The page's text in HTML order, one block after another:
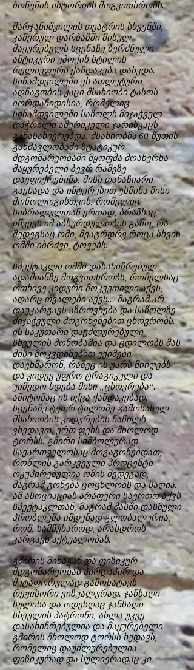
ბონემის ისტორიას მოგვითხრობს.
მარჯანიშვილის თეატრის სხვენში,
კამერულ დარბაზში მისულ
მაყურებელს სცენაზე ბერძნული
ანტიკური ეპოქის სტილის
რელიეფური ქანდაკება დახვდა.
სინამდვილეში ეს ათლეტური
აღნაგობის კაცი მსახიობი ტასოს
იორდანიდისია, რომელიც
სინამდვილეში საწოლს მიჯაჭვულ
დაჭრილი ამერიკელი ჯარისკაცს
განასახიერებდა. მსახიობმა 60 წუთის
განმავლობაში სტატიკურ
მდგომარეობაში მყოფმა მოახერხა
მაყურებელი ბევრ რამეზე
დაეფიქრებინა, მისი თანაზიარი
გაეხადა და ინტერესით ესმინა მისი
მონოლოგისთვის, რომელიც
სიბრალულთან ერთად, ბრაზსაც
იწვევს იმ აბსურდულობის გამო, რა
შედეგსაც ომი, მეატრდრე როცა სხვის
ომში იბრძვი, ტოვებს.
სპექტაკლი ომში დასახიჩრებულ
ადამიანზე მოგვითხრობს, რომელსაც
ოთხივე კიდური მოკვეთილი აქვს,
აღარც თვალები აქვს... მაგრამ არ
დაუკარგავს აზროვნება და საწოლზე
მიჯაჭვული მოგონებებით ცხოვრობს.
ის საკუთარი დაუძლურებული
სხეულის მონობაშია და ცდილობს მას
მისი მოკვდინებით ექიმები
დაეხმარონ, რაზეც ის უარს მიიღებს
და კიდევ უფრო ტრაგიკული და
უიმედო ხდება მისი „ცხოვრება“.
ამიტომაც ის იქცა ქანდაკებად.
სცენაზე ტეთრ ტილოზე გამოსახულ
მსახიობის კიდურების ნაწილს
ვხედავთ, ერთ ფეხს და მხოლოდ
ტორსს. გმირი სიმბოლურად
საქართველოსაც მოგაგონებდათ,
რომლის გარკვეული პროცენტი
ოკუპირებულია ომის შედეგად,
მაგრამ გონება ცოცხლობს და საღია.
ამ ასოციაციას არაფერი საერთო აქვს
სპექტაკლთან, მაგრამ მასში დასმული
პრობლემა იმდენად გლობალურია,
რომ, სამწუხაროდ, არასდროს
კარგავს აქტუალობას.
გმირის შინაგან და ფიზიკურ
მდგომარეობას პირდაპირ და
მეტაფორულად გამოხატავს
რეჟისორი ვიზუალურად. ჯანსაღი
სულისა და ოდესღაც ჯანსაღი
სხეულის პატრონი, ახლა უკვე
დასახიჩრებულია და მაყურებელი
გმირის მხოლოდ ტორსს ხედავს,
რომელიც დაუძლურებულია
ფიზიკურად და სულიერადაც კი.